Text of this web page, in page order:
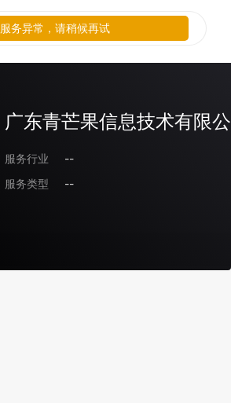
广东青芒果信息技术有限
服务行业
--
服务类型
--
服务异常，请稍候再试